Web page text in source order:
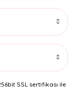
SSL sertifikası ile